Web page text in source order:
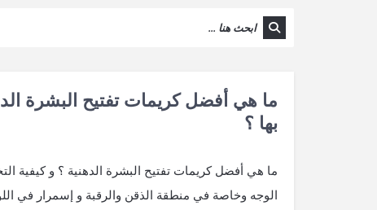
ما هي أفضل كريمات تفتيح البشرة
بها ؟
ما هي أفضل كريمات تفتيح البشرة الدهنية ؟ و كيفية
الوجه وخاصة في منطقة الذقن والرقبة و إسمرار في